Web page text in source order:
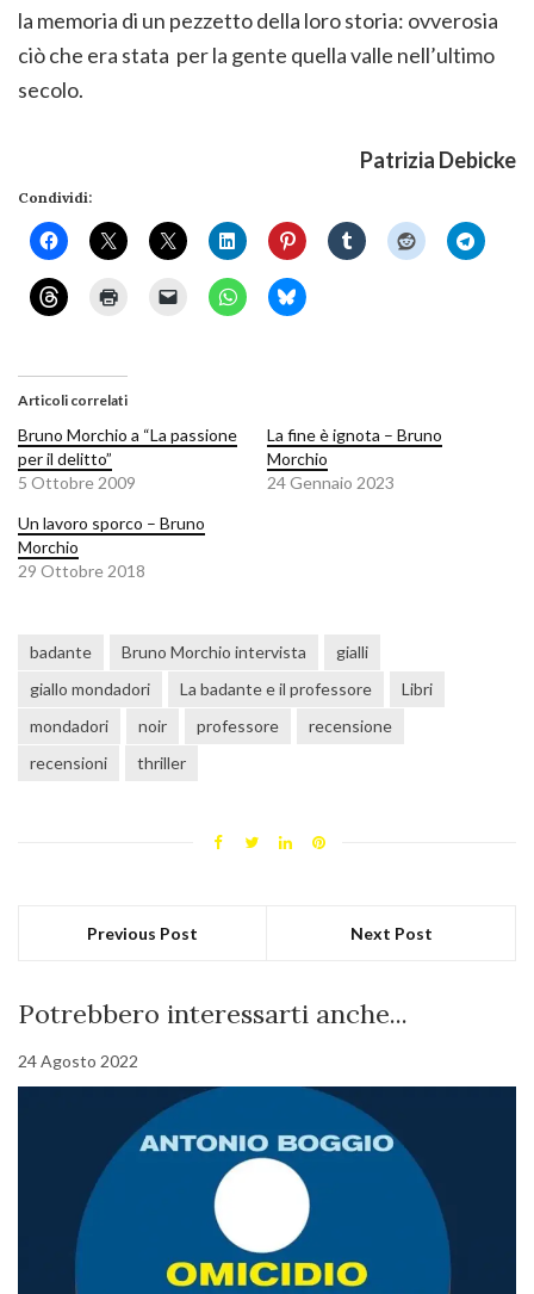
la memoria di un pezzetto della loro storia: ovverosia
ciò che era stata per la gente quella valle nell’ultimo
secolo.
Patrizia Debicke
Condividi:
Articoli correlati
Bruno Morchio a “La passione
per il delitto”
5 Ottobre 2009
La fine è ignota – Bruno
Morchio
24 Gennaio 2023
Un lavoro sporco – Bruno
Morchio
29 Ottobre 2018
badante Bruno Morchio intervista
gialli
giallo mondadori
La badante e il professore
Libri
mondadori
noir professore
recensione
recensioni
thriller
Previous Post Next Post
Potrebbero interessarti anche...
24 Agosto 2022